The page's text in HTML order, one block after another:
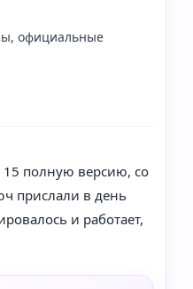
официальные
15 полную версию, со
прислали в день
и работает,